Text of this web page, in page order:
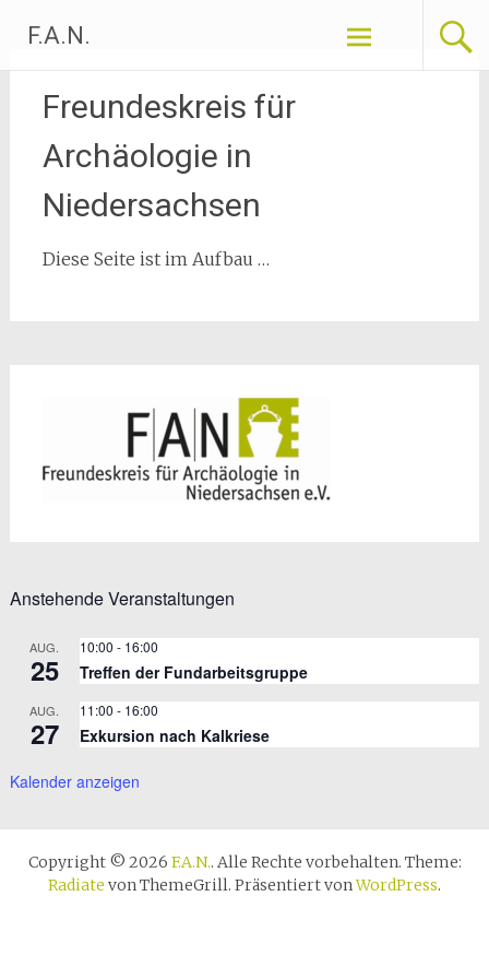
Inhalt
springen
F.A.N.
Freundeskreis für
Archäologie in
Niedersachsen
Diese Seite ist im Aufbau …
Anstehende Veranstaltungen
AUG.
25
10:00 - 16:00
Treffen der Fundarbeitsgruppe
AUG.
27
11:00 - 16:00
Exkursion nach Kalkriese
Kalender anzeigen
Copyright © 2026 F.A.N.. Alle Rechte vorbehalten. Theme:
Radiate von ThemeGrill. Präsentiert vonWordPress.